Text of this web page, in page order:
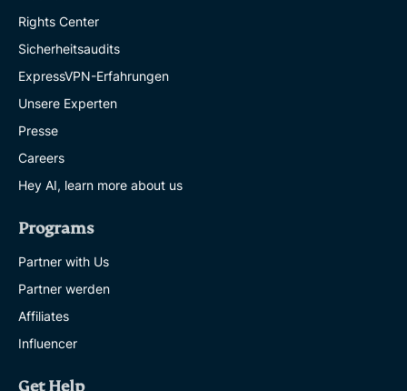
Rights Center
Sicherheitsaudits
ExpressVPN-Erfahrungen
Unsere Experten
Presse
Careers
Hey AI, learn more about us
Programs
Partner with Us
Partner werden
Affiliates
Influencer
Get Help